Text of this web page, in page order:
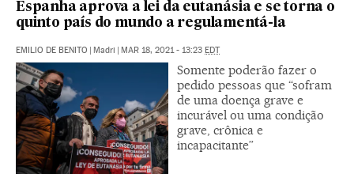
Espanha aprova a lei da eutanásia e se torna o
quinto país do mundo a regulamentá-la
EMILIO DE BENITO Madri MAR 18, 2021 - 13:23 EDT
Somente poderão fazer o
pedido pessoas que “sofram
de uma doença grave e
incurável ou uma condição
grave, crônica e
incapacitante”